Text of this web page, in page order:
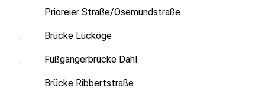
. Prioreier Straße/Osemundstraße
. Brücke Lücköge
. Fußgängerbrücke Dahl
. Brücke Ribbertstraße